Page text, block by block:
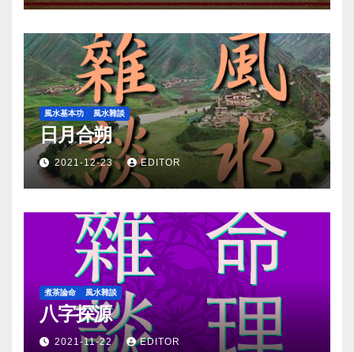
風水基本功 風水雜談
日月合朔
2021-12-23 EDITOR
煮茶論命 風水雜談
八字探源
2021-11-22 EDITOR